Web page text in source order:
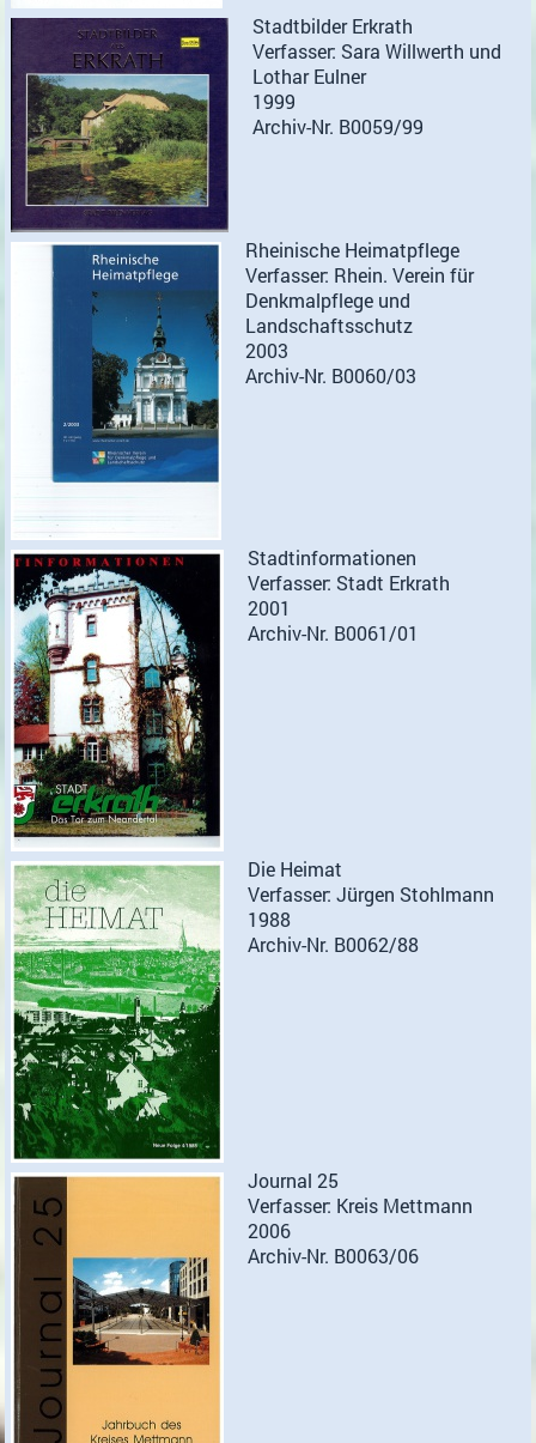
Stadtbilder Erkrath
Verfasser: Sara Willwerth und
Lothar Eulner
1999
Archiv-Nr. B0059/99
Rheinische Heimatpflege
Verfasser: Rhein. Verein für
Denkmalpflege und
Landschaftsschutz
2003
Archiv-Nr. B0060/03
Stadtinformationen
Verfasser: Stadt Erkrath
2001
Archiv-Nr. B0061/01
Die Heimat
Verfasser: Jürgen Stohlmann
1988
Archiv-Nr. B0062/88
Journal 25
Verfasser: Kreis Mettmann
2006
Archiv-Nr. B0063/06